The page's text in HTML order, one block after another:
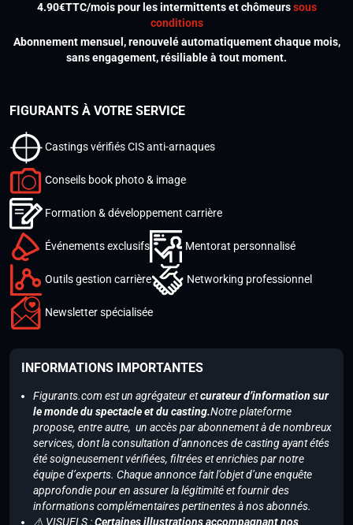
4.90€TTC/mois pour les intermittents et chômeurssous
conditions
Abonnement mensuel, renouvelé automatiquement chaque mois,
sans engagement, résiliable à tout moment.
FIGURANTS À VOTRE SERVICE
Castings vérifiés CIS anti-arnaques
Conseils book photo & image
Formation & développement carrière
Événements exclusifs Mentorat personnalisé
Outils gestion carrière Networking professionnel
Newsletter spécialisée
INFORMATIONS IMPORTANTES
Figurants.com est un agrégateur etcurateur d’information sur
le monde du spectacle et du casting.Notre plateforme
propose, entre autre, un accès par abonnement à de nombreux
services, dont la consultation d’annonces de casting ayant étés
été soigneusement vérifiées, filtrées et enrichies par notre
équipe d’experts. Chaque annonce fait l’objet d’une enquête
approfondie pour en assurer la légitimité et fournir des
informations complémentaires pertinentes à nos abonnés.
⚠️ VISUELS :Certaines illustrations accompagnant nos